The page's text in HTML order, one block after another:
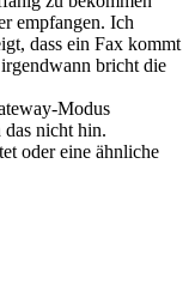
empfangen. Ich
dass ein Fax kommt
bricht die
Modus
nicht hin.
oder eine ähnliche